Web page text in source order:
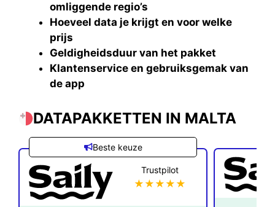
omliggende regio’s
Hoeveel data je krijgt en voor welke
prijs
Geldigheidsduur van het pakket
Klantenservice en gebruiksgemak van
de app
DATAPAKKETTEN IN MALTA
Beste keuze
Trustpilot
★★★★★